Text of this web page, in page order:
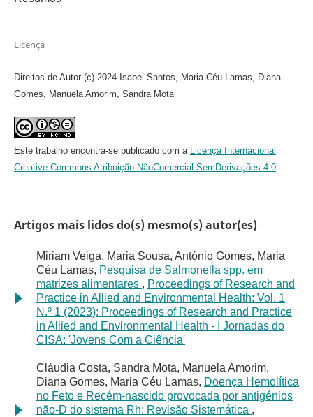
Licença
Direitos de Autor (c) 2024 Isabel Santos, Maria Céu Lamas, Diana
Gomes, Manuela Amorim, Sandra Mota
Este trabalho encontra-se publicado com a Licença Internacional
Creative Commons Atribuição-NãoComercial-SemDerivações 4.0.
Artigos mais lidos do(s) mesmo(s) autor(es)
Miriam Veiga, Maria Sousa, António Gomes, Maria
Céu Lamas, Pesquisa de Salmonella spp. em
matrizes alimentares , Proceedings of Research and
Practice in Allied and Environmental Health: Vol. 1
N.º 1 (2023): Proceedings of Research and Practice
in Allied and Environmental Health - I Jornadas do
CISA: 'Jovens Com a Ciência'
Cláudia Costa, Sandra Mota, Manuela Amorim,
Diana Gomes, Maria Céu Lamas, Doença Hemolítica
no Feto e Recém-nascido provocada por antigénios
não-D do sistema Rh: Revisão Sistemática ,